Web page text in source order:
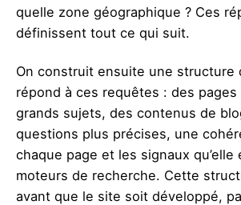
quelle zone géographique ? Ces
définissent tout ce qui suit.
On construit ensuite une structure
répond à ces requêtes : des
grands sujets, des contenus de
questions plus précises, une
chaque page et les signaux qu’elle
moteurs de recherche. Cette
avant que le site soit développé,